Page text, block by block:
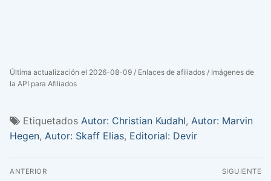
Última actualización el 2026-08-09 / Enlaces de afiliados / Imágenes de
la API para Afiliados
Etiquetados Autor: Christian Kudahl, Autor: Marvin
Hegen, Autor: Skaff Elias, Editorial: Devir
Navegación
ANTERIOR SIGUIENTE